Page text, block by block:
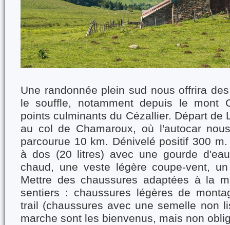
Une randonnée plein sud nous offrira
le souffle, notamment depuis le mont
points culminants du Cézallier. Départ de
au col de Chamaroux, où l'autocar
parcourue 10 km. Dénivelé positif 300
à dos (20 litres) avec une gourde
chaud, une veste légère coupe-vent,
Mettre des chaussures adaptées à la
sentiers : chaussures légères de
trail (chaussures avec une semelle non
marche sont les bienvenus, mais non